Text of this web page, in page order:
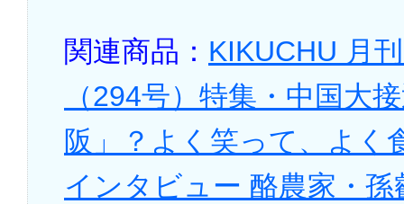
関連商品： KIKUCHU 月
（294号）特集・中国
阪」？よく笑って、よ
インタビュー 酪農家・